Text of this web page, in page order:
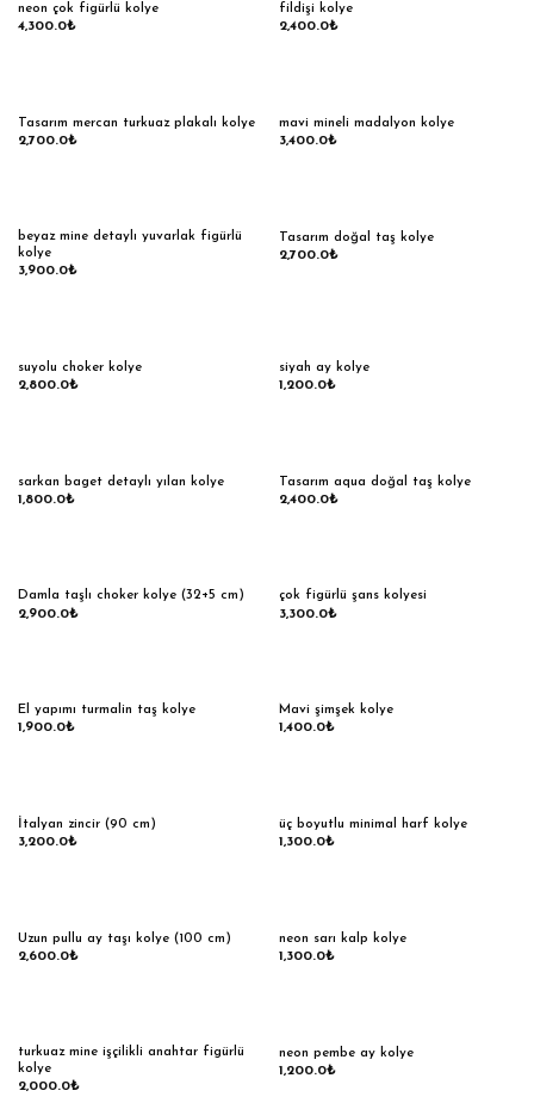
neon çok figürlü kolye
4,300.0₺
fildişi kolye
2,400.0₺
Tasarım mercan turkuaz plakalı kolye
2,700.0₺
mavi mineli madalyon kolye
3,400.0₺
beyaz mine detaylı yuvarlak figürlü
kolye
3,900.0₺
Tasarım doğal taş kolye
2,700.0₺
suyolu choker kolye
2,800.0₺
siyah ay kolye
1,200.0₺
sarkan baget detaylı yılan kolye
1,800.0₺
Tasarım aqua doğal taş kolye
2,400.0₺
Damla taşlı choker kolye (32+5 cm)
2,900.0₺
çok figürlü şans kolyesi
3,300.0₺
El yapımı turmalin taş kolye
1,900.0₺
Mavi şimşek kolye
1,400.0₺
İtalyan zincir (90 cm)
3,200.0₺
üç boyutlu minimal harf kolye
1,300.0₺
Uzun pullu ay taşı kolye (100 cm)
2,600.0₺
neon sarı kalp kolye
1,300.0₺
turkuaz mine işçilikli anahtar figürlü
kolye
2,000.0₺
neon pembe ay kolye
1,200.0₺